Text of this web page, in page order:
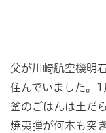
父が川崎航空機明
住んでいました。
釜のごはんは土だ
焼夷弾が何本も突